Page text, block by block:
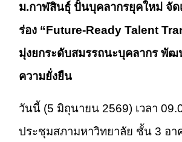
ม.กาฬสินธุ์ ปั้นบุคลากรยุคใหม่ จัด
ร่อง “Future-Ready Talent
มุ่งยกระดับสมรรถนะบุคลากร พัฒ
ความยั่งยืน
วันนี้ (5 มิถุนายน 2569) เวลา
ประชุมสภามหาวิทยาลัย ชั้น 3 อา